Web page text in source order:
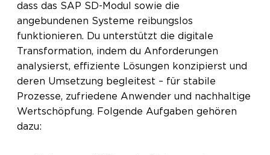
dass das SAP SD-Modul sowie die
angebundenen Systeme reibungslos
funktionieren. Du unterstützt die digitale
Transformation, indem du Anforderungen
analysierst, effiziente Lösungen konzipierst und
deren Umsetzung begleitest – für stabile
Prozesse, zufriedene Anwender und nachhaltige
Wertschöpfung. Folgende Aufgaben gehören
dazu: